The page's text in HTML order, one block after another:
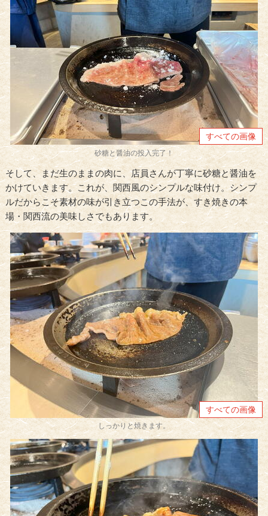
すべての画像
砂糖と醤油の投入完了！
そして、まだ生のままの肉に、店員さんが丁寧に砂糖と醤油を
かけていきます。これが、関西風のシンプルな味付け。シンプ
ルだからこそ素材の味が引き立つこの手法が、すき焼きの本
場・関西流の美味しさでもあります。
すべての画像
しっかりと焼きます。